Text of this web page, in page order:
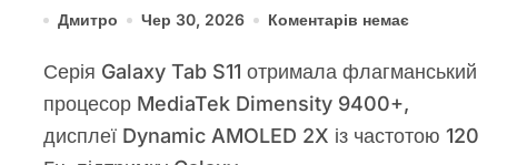
Дмитро Чер 30, 2026 Коментарів немає
Серія Galaxy Tab S11 отримала флагманський
процесор MediaTek Dimensity 9400+,
дисплеї Dynamic AMOLED 2X із частотою 120